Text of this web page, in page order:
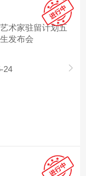
术家驻留计划五
发布会
24